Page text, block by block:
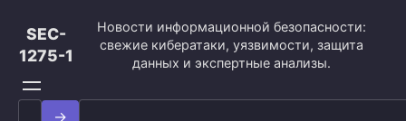
контенту
SEC-
1275-1
Новости информационной безопасности:
свежие кибератаки, уязвимости, защита
данных и экспертные анализы.
Search